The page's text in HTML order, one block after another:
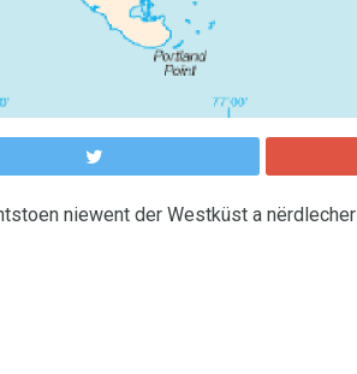
niewent der Westküst a